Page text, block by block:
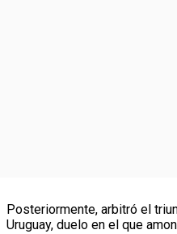
Posteriormente, arbitró el
Uruguay, duelo en el que